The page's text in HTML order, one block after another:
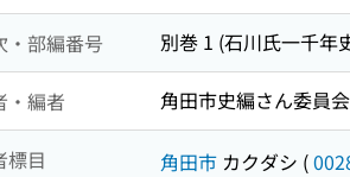
・部編番号 別巻 1 (石川氏一千年
・編者 角田市史編さん委員
標目 角田市 カクダシ (